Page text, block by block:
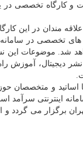
و فناوری یازدهمین نمایشگاه بین المللی رسانه های دیجیتال قرار است ۱۲۰
مندان در این
تخصصی در سامانه
شد. موضوعات
دیجیتال، آموزش
اساتید و متخصصان
اینترنتی سرآمد
در مصلی امام خمینی (ره) تهران برگزار